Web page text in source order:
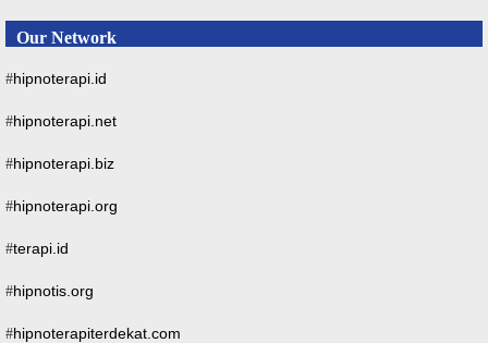
Our Network
#hipnoterapi.id
#hipnoterapi.net
#hipnoterapi.biz
#hipnoterapi.org
#terapi.id
#hipnotis.org
#hipnoterapiterdekat.com